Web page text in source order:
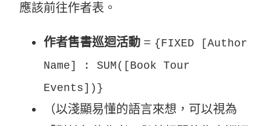
啟
應該前往作者表。
作者售書巡迴活動 = {FIXED [Author
Name] : SUM([Book Tour
Events])}
（以淺顯易懂的語言來想，可以視為